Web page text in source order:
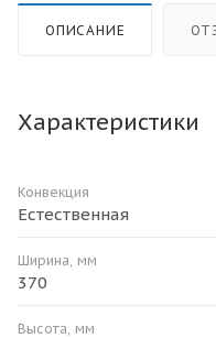
ОПИСАНИЕ
Характеристики
Конвекция
Естественная
Ширина, мм
370
Высота, мм